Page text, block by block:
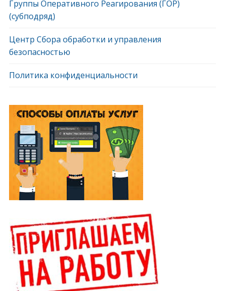
Группы Оперативного Реагирования (ГОР)
(субподряд)
Центр Сбора обработки и управления
безопасностью
Политика конфиденциальности